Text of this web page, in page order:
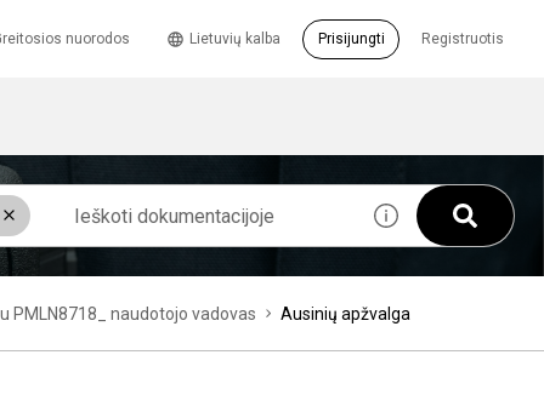
nuorodos Registruotis
Lietuvių kalba Prisijungti
PMLN8718_ naudotojo vadovas Ausinių apžvalga